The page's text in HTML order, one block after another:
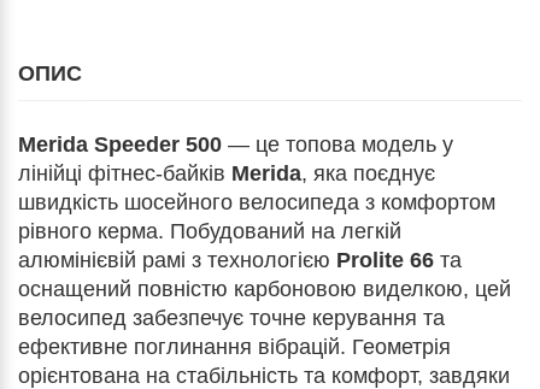
ОПИС
Merida Speeder 500 — це топова модель у
лінійці фітнес-байків Merida, яка поєднує
швидкість шосейного велосипеда з комфортом
рівного керма. Побудований на легкій
алюмінієвій рамі з технологією Prolite 66 та
оснащений повністю карбоновою виделкою, цей
велосипед забезпечує точне керування та
ефективне поглинання вібрацій. Геометрія
орієнтована на стабільність та комфорт, завдяки